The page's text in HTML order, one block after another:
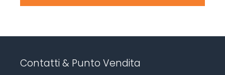
Contatti & Punto Vendita